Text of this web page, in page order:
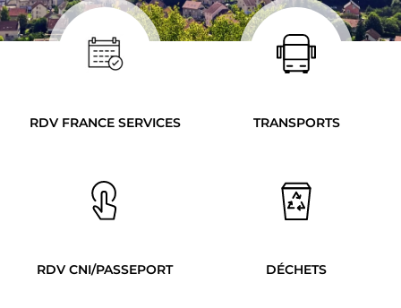
Accès rapides
RDV FRANCE SERVICES TRANSPORTS
RDV CNI/PASSEPORT DÉCHETS